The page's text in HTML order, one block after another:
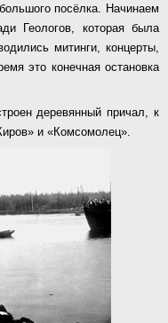
посёлка. Начинаем
Геологов, которая была
митинги, концерты,
это конечная остановка
деревянный причал, к
и «Комсомолец».